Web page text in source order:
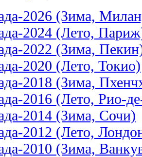
2026 (Зима,
2024 (Лето,
2022 (Зима,
2020 (Лето, Токио)
2018 (Зима,
2016 (Лето, Рио-
2014 (Зима, Сочи)
2012 (Лето,
2010 (Зима,